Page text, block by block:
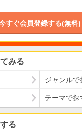
すぐ会員登録する(無料)
みる
ジャンルで
テーマで探
る